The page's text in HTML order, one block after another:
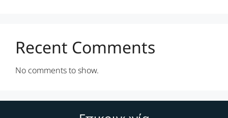
Recent Comments
No comments to show.